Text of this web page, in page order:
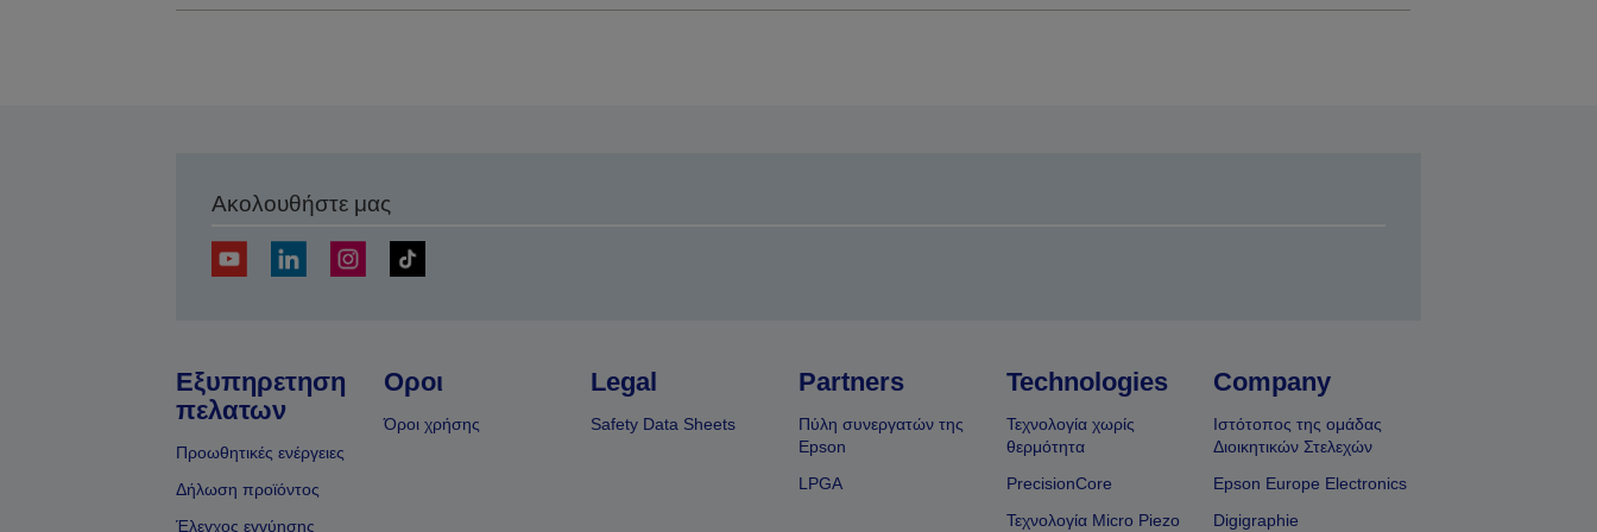
Ακολουθήστε μας
Εξυπηρετηση
πελατων
Προωθητικές ενέργειες
Δήλωση προϊόντος
Έλεγχος εγγύησης
Οροι
Όροι χρήσης
Legal
Safety Data Sheets
Partners
Πύλη συνεργατών της
Epson
LPGA
Technologies
Τεχνολογία χωρίς
θερμότητα
PrecisionCore
Τεχνολογία Micro Piezo
Company
Ιστότοπος της ομάδας
Διοικητικών Στελεχών
Epson Europe Electronics
Digigraphie